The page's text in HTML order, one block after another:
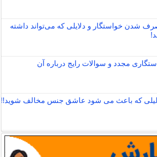
شدن خواستگار و دلایلی که می‌تواند داشته
مجدد و سوالات رایج درباره آن